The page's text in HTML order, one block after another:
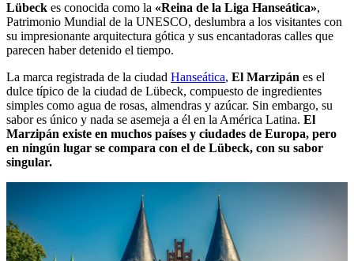
Lübeck es conocida como la «Reina de la Liga Hanseática»,
Patrimonio Mundial de la UNESCO, deslumbra a los visitantes con
su impresionante arquitectura gótica y sus encantadoras calles que
parecen haber detenido el tiempo.
La marca registrada de la ciudad Hanseática, El Marzipán es el
dulce típico de la ciudad de Lübeck, compuesto de ingredientes
simples como agua de rosas, almendras y azúcar. Sin embargo, su
sabor es único y nada se asemeja a él en la América Latina. El
Marzipán existe en muchos países y ciudades de Europa, pero
en ningún lugar se compara con el de Lübeck, con su sabor
singular.